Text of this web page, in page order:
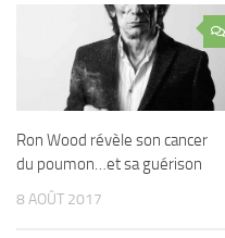
Ron Wood révèle son cancer
du poumon…et sa guérison
8 AOÛT 2017